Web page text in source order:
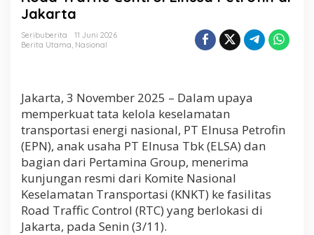
a
n
B
e
r
b
a
s
i
s
D
Jakarta
Seribuberita
11 Juni 2026
Berita Utama, Nasional
Jakarta, 3 November 2025 – Dalam upaya
memperkuat tata kelola keselamatan
transportasi energi nasional, PT Elnusa Petrofin
(EPN), anak usaha PT Elnusa Tbk (ELSA) dan
bagian dari Pertamina Group, menerima
kunjungan resmi dari Komite Nasional
Keselamatan Transportasi (KNKT) ke fasilitas
Road Traffic Control (RTC) yang berlokasi di
Jakarta, pada Senin (3/11).